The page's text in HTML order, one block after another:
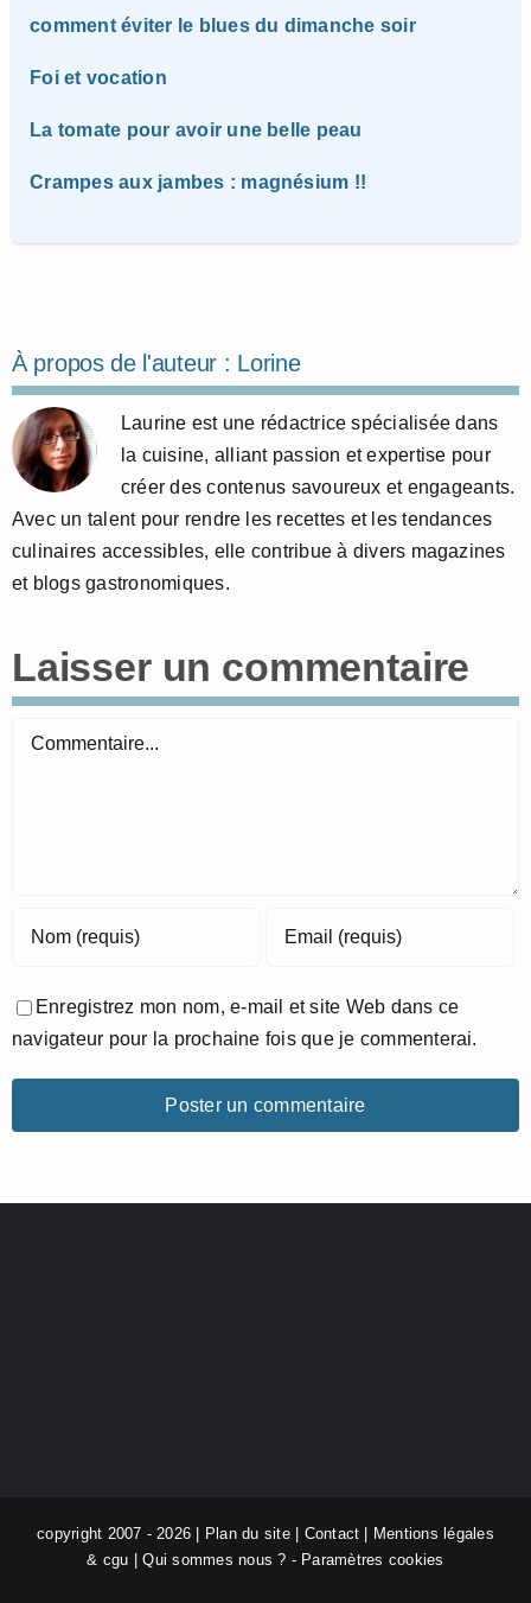
comment éviter le blues du dimanche soir
Foi et vocation
La tomate pour avoir une belle peau
Crampes aux jambes : magnésium !!
À propos de l'auteur : Lorine
Laurine est une rédactrice spécialisée dans
la cuisine, alliant passion et expertise pour
créer des contenus savoureux et engageants.
Avec un talent pour rendre les recettes et les tendances
culinaires accessibles, elle contribue à divers magazines
et blogs gastronomiques.
Laisser un commentaire
Commentaire
Enregistrez mon nom, e-mail et site Web dans ce
navigateur pour la prochaine fois que je commenterai.
copyright 2007 - 2026 | Plan du site| Contact
Mentions légales
& cgu |Qui sommes nous ? - Paramètres cookies